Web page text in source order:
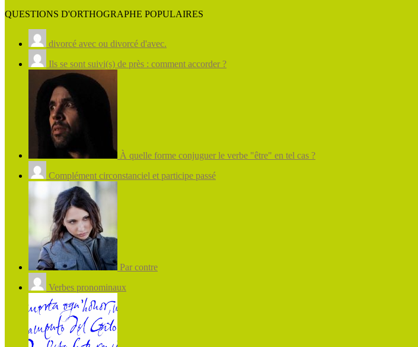
QUESTIONS D'ORTHOGRAPHE POPULAIRES
divorcé avec ou divorcé d'avec.
Ils se sont suivi(s) de près : comment accorder ?
À quelle forme conjuguer le verbe "être" en tel cas ?
Complément circonstanciel et participe passé
Par contre
Verbes pronominaux